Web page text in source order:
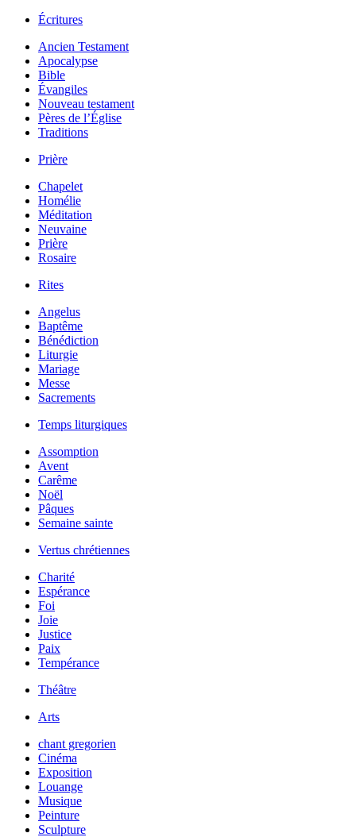
Écritures
Ancien Testament
Apocalypse
Bible
Évangiles
Nouveau testament
Pères de l’Église
Traditions
Prière
Chapelet
Homélie
Méditation
Neuvaine
Prière
Rosaire
Rites
Angelus
Baptême
Bénédiction
Liturgie
Mariage
Messe
Sacrements
Temps liturgiques
Assomption
Avent
Carême
Noël
Pâques
Semaine sainte
Vertus chrétiennes
Charité
Espérance
Foi
Joie
Justice
Paix
Tempérance
Théâtre
Arts
chant gregorien
Cinéma
Exposition
Louange
Musique
Peinture
Sculpture